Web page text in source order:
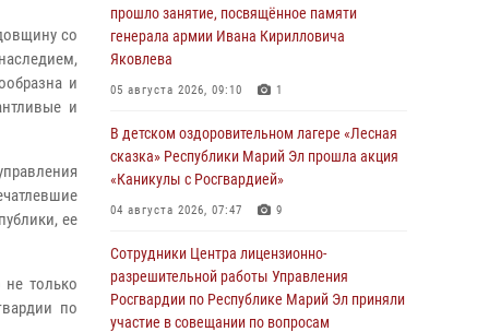
со
и
и
ее
только
по
прошло занятие, посвящённое памяти
генерала армии Ивана Кирилловича
Яковлева
05 августа 2026, 09:10 1
В детском оздоровительном лагере «Лесная
сказка» Республики Марий Эл прошла акция
«Каникулы с Росгвардией»
04 августа 2026, 07:47 9
Сотрудники Центра лицензионно-
разрешительной работы Управления
Росгвардии по Республике Марий Эл приняли
участие в совещании по вопросам